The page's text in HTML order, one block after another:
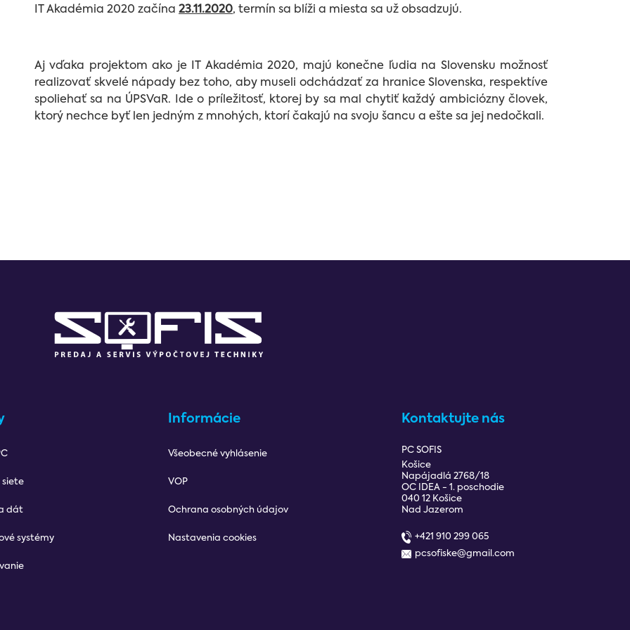
IT Akadémia 2020 začína 23.11.2020, termín sa blíži a miesta sa už obsadzujú.
Aj vďaka projektom ako je IT Akadémia 2020, majú konečne ľudia na Slovensku možnosť
realizovať skvelé nápady bez toho, aby museli odchádzať za hranice Slovenska, respektíve
spoliehať sa na ÚPSVaR. Ide o príležitosť, ktorej by sa mal chytiť každý ambiciózny človek,
ktorý nechce byť len jedným z mnohých, ktorí čakajú na svoju šancu a ešte sa jej nedočkali.
siete
dát
systémy
Informácie
Všeobecné vyhlásenie
VOP
Ochrana osobných údajov
Nastavenia cookies
Kontaktujte nás
PC SOFIS
Košice
Napájadlá 2768/18
OC IDEA - 1. poschodie
040 12 Košice
Nad Jazerom
+421 910 299 065
pcsofiske@gmail.com